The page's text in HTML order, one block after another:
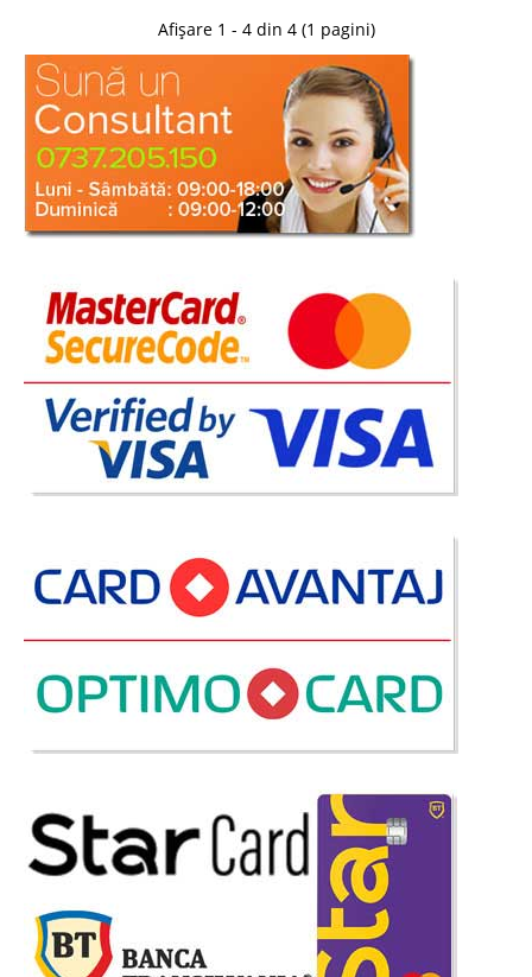
Scaun de birou Directorial Master
Scaune de Birou Directoriale - Master Din oferta noastra de scaune
directoriale va recomandam scaunul directorial Master ce ofera un nivel
499 Lei
Pret Redus399 Lei
Stoc Epuizat - Indisponibil
Scaun de birou Ergonomic Rubin
bun trebuie sa fie ergonomic, rezistent si la un pret accesibil. Scaunul de
birou Rubin beneficiaza de materiale si finisaje de calitate dar si de dotari
dintre cele mai bune. Pentr..
Afișare 1 - 4 din 4 (1 pagini)